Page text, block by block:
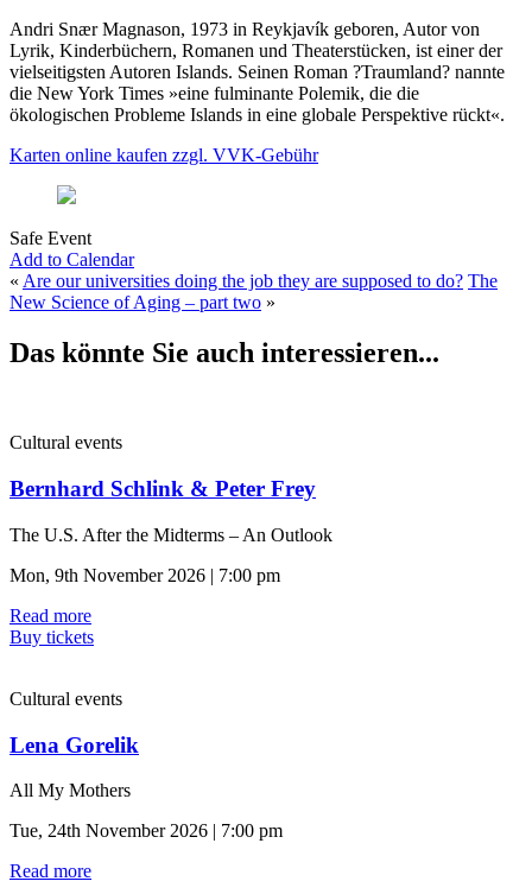
Andri Snær Magnason, 1973 in Reykjavík geboren, Autor von
Lyrik, Kinderbüchern, Romanen und Theaterstücken, ist einer der
vielseitigsten Autoren Islands. Seinen Roman ?Traumland? nannte
die New York Times »eine fulminante Polemik, die die
ökologischen Probleme Islands in eine globale Perspektive rückt«.
Karten online kaufen zzgl. VVK-Gebühr
Safe Event
Add to Calendar
« Are our universities doing the job they are supposed to do? The
New Science of Aging – part two »
Das könnte Sie auch interessieren...
Cultural events
Bernhard Schlink & Peter Frey
The U.S. After the Midterms – An Outlook
Mon, 9th November 2026 | 7:00 pm
Read more
Buy tickets
Cultural events
Lena Gorelik
All My Mothers
Tue, 24th November 2026 | 7:00 pm
Read more